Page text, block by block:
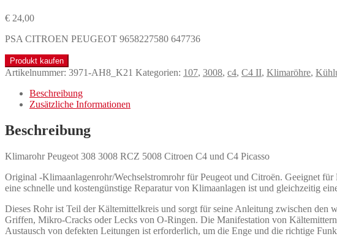
€ 24,00
PSA CITROEN PEUGEOT 9658227580 647736
Produkt kaufen
Artikelnummer: 3971-AH8_K21 Kategorien: 107, 3008, c4, C4 II, Klimaröhre,
Beschreibung
Zusätzliche Informationen
Beschreibung
Klimarohr Peugeot 308 3008 RCZ 5008 Citroen C4 und C4 Picasso
Original -Klimaanlagenrohr/Wechselstromrohr für Peugeot und Citroën. Geeignet
eine schnelle und kostengünstige Reparatur von Klimaanlagen ist und gleichzeitig
Dieses Rohr ist Teil der Kältemittelkreis und sorgt für seine Anleitung zwischen
Griffen, Mikro-Cracks oder Lecks von O-Ringen. Die Manifestation von
Austausch von defekten Leitungen ist erforderlich, um die Enge und die richtige